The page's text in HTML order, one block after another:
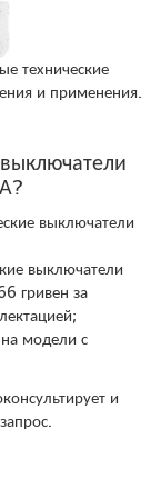
технические
и применения.
выключатели
выключатели
гривен за
модели с
и